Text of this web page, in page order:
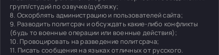
групп/студий по озвучке/дубляжу;
8. Оскорблять администрацию и пользователей сайта;
9. Разводить политсрач и обсуждать какие-либо конфликты
(будь то военные операции или военные действия);
10. Провоцировать на разведение политсрача;
11. Писать сообщения на языках отличных от русского.